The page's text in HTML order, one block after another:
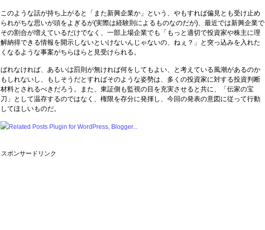
このような話が持ち上がると「また新興企業か」という、やもすれば偏見とも受け止め
られがちな思いが頭をよぎるが(実際は経験則によるものなのだが)、最近では新興企業で
その割合が増えているだけでなく、一部上場企業でも「もっと適切で投資家や株主に理
解納得できる情報を開示しないといけないんじゃないの、ねぇ？」と突っ込みを入れた
くなるような事案がちらほらと見受けられる。
ばれなければ、あるいは罰則が無ければ何をしてもよい、と考えている風潮があるのか
もしれないし、もしそうだとすればそのような姿勢は、多くの投資家に対する投資判断
材料とされるべきだろう。また、東証側も監視の目を充実させると共に、「伝家の宝
刀」として温存するのではなく、権限を存分に発揮し、今回の発表の意図に従って行動
してほしいものだ。
スポンサードリンク